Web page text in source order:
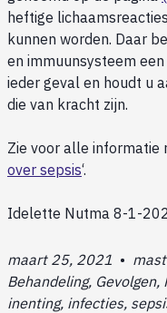
heftige
kunnen worden. Daar
en immuunsysteem
ieder geval en houdt u
die van kracht zijn.
Zie voor alle informatie
over sepsis‘.
Idelette Nutma 8-1-
maart 25, 2021 •
Behandeling,
inenting, infecties,